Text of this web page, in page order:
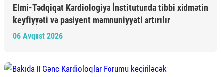
Elmi-Tədqiqat Kardiologiya İnstitutunda tibbi xidmətin
keyfiyyəti və pasiyent məmnuniyyəti artırılır
06 Avqust 2026